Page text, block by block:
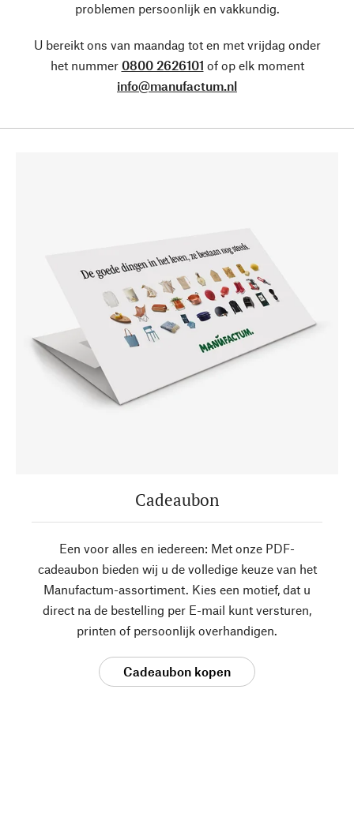
problemen persoonlijk en vakkundig.
U bereikt ons van maandag tot en met vrijdag onder
het nummer 0800 2626101 of op elk moment
info@manufactum.nl
Cadeaubon
Een voor alles en iedereen: Met onze PDF-
cadeaubon bieden wij u de volledige keuze van het
Manufactum-assortiment. Kies een motief, dat u
direct na de bestelling per E-mail kunt versturen,
printen of persoonlijk overhandigen.
Cadeaubon kopen